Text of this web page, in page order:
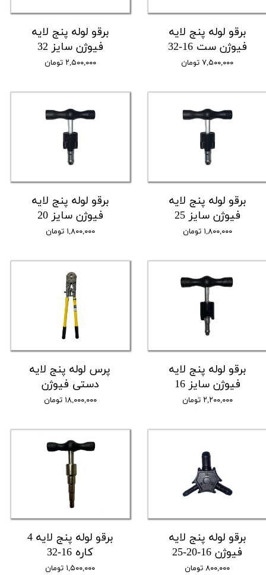
برقو لوله پنج لایه
فیوژن ست 16-32
۷,۵۰۰,۰۰۰ تومان
برقو لوله پنج لایه
فیوژن سایز 32
۲,۵۰۰,۰۰۰ تومان
برقو لوله پنج لایه
فیوژن سایز 25
۱,۸۰۰,۰۰۰ تومان
برقو لوله پنج لایه
فیوژن سایز 20
۱,۸۰۰,۰۰۰ تومان
برقو لوله پنج لایه
فیوژن سایز 16
۲,۲۰۰,۰۰۰ تومان
پرس لوله پنج لایه
دستی فیوژن
۱۸,۰۰۰,۰۰۰ تومان
برقو لوله پنج لایه
فیوژن 16-20-25
۸۰۰,۰۰۰ تومان
برقو لوله پنج لایه 4
کاره 16-32
۱,۵۰۰,۰۰۰ تومان